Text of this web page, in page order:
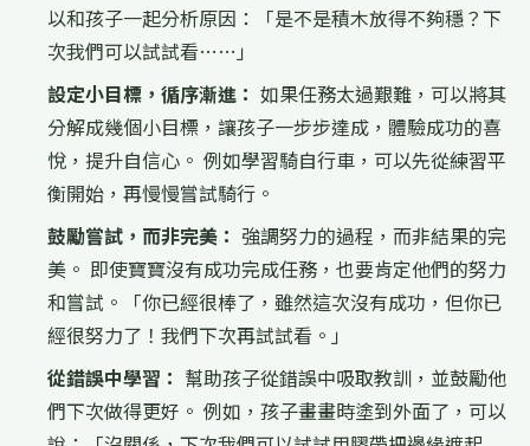
以和孩子一起分析原因：「是不是積木放得不夠穩？下
次我們可以試試看……」
設定小目標，循序漸進： 如果任務太過艱難，可以將其
分解成幾個小目標，讓孩子一步步達成，體驗成功的喜
悅，提升自信心。 例如學習騎自行車，可以先從練習平
衡開始，再慢慢嘗試騎行。
鼓勵嘗試，而非完美： 強調努力的過程，而非結果的完
美。 即使寶寶沒有成功完成任務，也要肯定他們的努力
和嘗試。「你已經很棒了，雖然這次沒有成功，但你已
經很努力了！我們下次再試試看。」
從錯誤中學習： 幫助孩子從錯誤中吸取教訓，並鼓勵他
們下次做得更好。 例如，孩子畫畫時塗到外面了，可以